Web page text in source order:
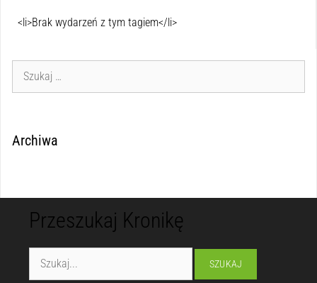
<li>Brak wydarzeń z tym tagiem</li>
Archiwa
Przeszukaj Kronikę